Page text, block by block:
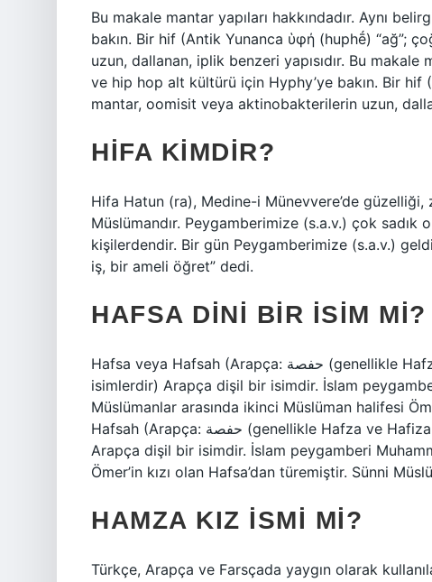
Bu makale mantar yapıları hakkındadır. Aynı
bakın. Bir hif (Antik Yunanca ὑφή (huphḗ) “ağ”;
uzun, dallanan, iplik benzeri yapısıdır. Bu makale
ve hip hop alt kültürü için Hyphy’ye bakın. Bir
mantar, oomisit veya aktinobakterilerin uzun,
HIFA KIMDIR?
Hifa Hatun (ra), Medine-i Münevvere’de
Müslümandır. Peygamberimize (s.a.v.) çok
kişilerdendir. Bir gün Peygamberimize (s.a.v.)
iş, bir ameli öğret” dedi.
HAFSA DINI BIR ISIM MI?
Hafsa veya Hafsah (Arapça: حفصة‎ (genellikle Hafza ve Hafiza ile karıştırılır, ancak üçü de farklı
isimlerdir) Arapça dişil bir isimdir. İslam
Müslümanlar arasında ikinci Müslüman halifesi
Hafsah (Arapça: حفصة‎ (genellikle Hafza ve Hafiza ile karıştırılır, ancak üçü de farklı isimlerdir)
Arapça dişil bir isimdir. İslam peygamberi
Ömer’in kızı olan Hafsa’dan türemiştir. Sünni
HAMZA KIZ ISMI MI?
Türkçe, Arapça ve Farsçada yaygın olarak